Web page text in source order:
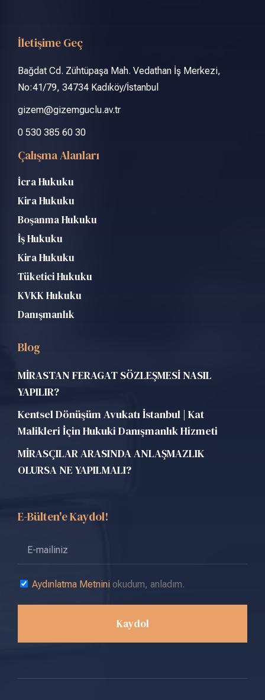
İletişime Geç
Bağdat Cd. Zühtüpaşa Mah. Vedathan İş Merkezi,
No:41/79, 34734 Kadıköy/İstanbul
gizem@gizemguclu.av.tr
0 530 385 60 30
Çalışma Alanları
İcra Hukuku
Kira Hukuku
Boşanma Hukuku
İş Hukuku
Kira Hukuku
Tüketici Hukuku
KVKK Hukuku
Danışmanlık
Blog
MİRASTAN FERAGAT SÖZLEŞMESİ NASIL
YAPILIR?
Kentsel Dönüşüm Avukatı İstanbul | Kat
Malikleri İçin Hukuki Danışmanlık Hizmeti
MİRASÇILAR ARASINDA ANLAŞMAZLIK
OLURSA NE YAPILMALI?
E-Bülten'e Kaydol!
Aydınlatma Metnini okudum, anladım.
Kaydol